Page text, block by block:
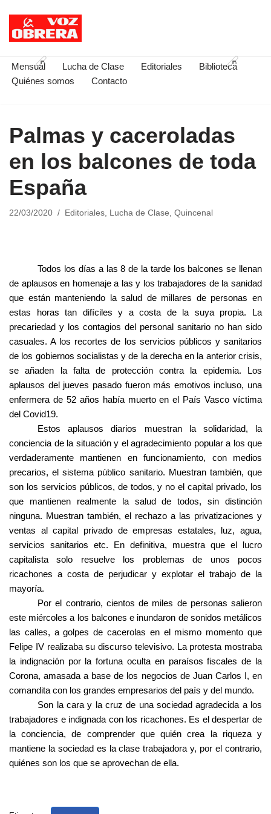
Saltar
contenido
Mensual Lucha de Clase Editoriales
Biblioteca
Quiénes somos
Contacto
Palmas y caceroladas
en los balcones de toda
España
22/03/2020 Editoriales, Lucha de Clase, Quincenal
Todos los días a las 8 de la tarde los balcones se llenan
de aplausos en homenaje a las y los trabajadores de la sanidad
que están manteniendo la salud de millares de personas en
estas horas tan difíciles y a costa de la suya propia. La
precariedad y los contagios del personal sanitario no han sido
casuales. A los recortes de los servicios públicos y sanitarios
de los gobiernos socialistas y de la derecha en la anterior crisis,
se añaden la falta de protección contra la epidemia. Los
aplausos del jueves pasado fueron más emotivos incluso, una
enfermera de 52 años había muerto en el País Vasco víctima
del Covid19.
Estos aplausos diarios muestran la solidaridad, la
conciencia de la situación y el agradecimiento popular a los que
verdaderamente mantienen en funcionamiento, con medios
precarios, el sistema público sanitario. Muestran también, que
son los servicios públicos, de todos, y no el capital privado, los
que mantienen realmente la salud de todos, sin distinción
ninguna. Muestran también, el rechazo a las privatizaciones y
ventas al capital privado de empresas estatales, luz, agua,
servicios sanitarios etc. En definitiva, muestra que el lucro
capitalista solo resuelve los problemas de unos pocos
ricachones a costa de perjudicar y explotar el trabajo de la
mayoría.
Por el contrario, cientos de miles de personas salieron
este miércoles a los balcones e inundaron de sonidos metálicos
las calles, a golpes de cacerolas en el mismo momento que
Felipe IV realizaba su discurso televisivo. La protesta mostraba
la indignación por la fortuna oculta en paraísos fiscales de la
Corona, amasada a base de los negocios de Juan Carlos I, en
comandita con los grandes empresarios del país y del mundo.
Son la cara y la cruz de una sociedad agradecida a los
trabajadores e indignada con los ricachones. Es el despertar de
la conciencia, de comprender que quién crea la riqueza y
mantiene la sociedad es la clase trabajadora y, por el contrario,
quiénes son los que se aprovechan de ella.